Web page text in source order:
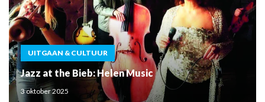
UITGAAN & CULTUUR
Jazz at the Bieb: Helen Music
3 oktober 2025